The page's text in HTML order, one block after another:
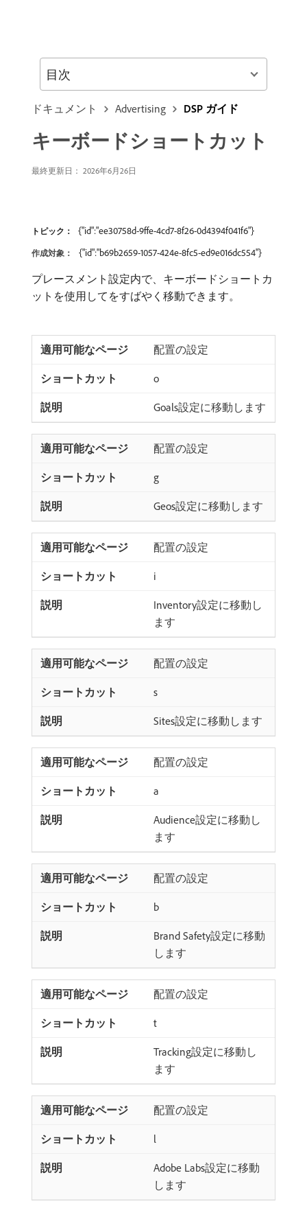
ドキュメント Advertising DSP ガイド
キーボードショートカット
最終更新日： 2026年6月26日
トピック： {"id":"ee30758d-9ffe-4cd7-8f26-0d4394f041f6"}
作成対象： {"id":"b69b2659-1057-424e-8fc5-ed9e016dc554"}
プレースメント設定内で、キーボードショートカ
ットを使用して をすばやく移動できます。
配置の設定
o
Goals設定に移動します
配置の設定
g
Geos設定に移動します
配置の設定
i
Inventory設定に移動し
ます
配置の設定
s
Sites設定に移動します
配置の設定
a
Audience設定に移動し
ます
配置の設定
b
Brand Safety設定に移動
します
配置の設定
t
Tracking設定に移動し
ます
配置の設定
l
Adobe Labs設定に移動
します
目次